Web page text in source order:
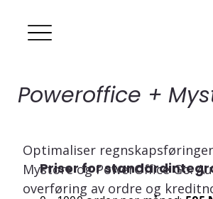
Priser for
Poweroffice +
Optimaliser
Mystore og PowerOffice Go.
overføring av ordre og